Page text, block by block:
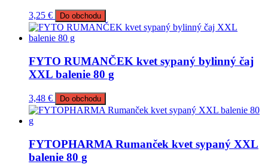
3,25 € Do obchodu
FYTO RUMANČEK kvet sypaný bylinný čaj
XXL balenie 80 g
3,48 € Do obchodu
FYTOPHARMA Rumanček kvet sypaný XXL
balenie 80 g